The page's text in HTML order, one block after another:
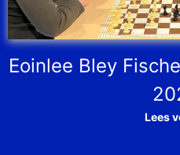
Eoinlee Bley
Lees